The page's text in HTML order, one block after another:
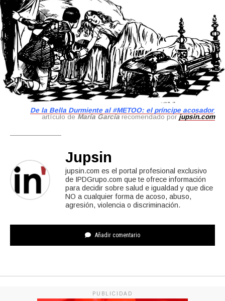
De la Bella Durmiente al #METOO: el príncipe acosador,
artículo de María García recomendado por jupsin.com
Jupsin
jupsin.com es el portal profesional exclusivo
de IPDGrupo.com que te ofrece información
para decidir sobre salud e igualdad y que dice
NO a cualquier forma de acoso, abuso,
agresión, violencia o discriminación.
Añadir comentario
PUBLICIDAD